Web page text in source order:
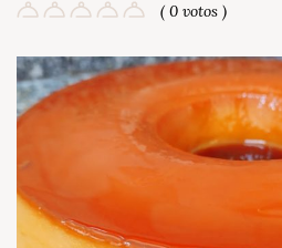
( 0 votos )